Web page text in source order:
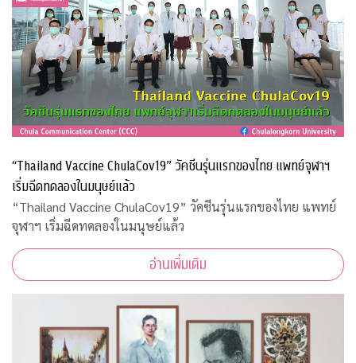
“Thailand Vaccine ChulaCov19” วัคซีนรุ่นแรกของไทย แพทย์จุฬาฯ
เริ่มฉีดทดลองในมนุษย์แล้ว
“Thailand Vaccine ChulaCov19” วัคซีนรุ่นแรกของไทย แพทย์
จุฬาฯ เริ่มฉีดทดลองในมนุษย์แล้ว
อ่านเพิ่มเติม